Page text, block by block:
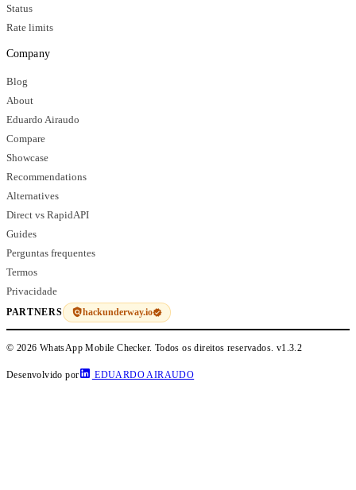
Status
Rate limits
Company
Blog
About
Eduardo Airaudo
Compare
Showcase
Recommendations
Alternatives
Direct vs RapidAPI
Guides
Perguntas frequentes
Termos
Privacidade
PARTNERS hackunderway.io
© 2026 WhatsApp Mobile Checker. Todos os direitos reservados. v1.3.2
Desenvolvido por EDUARDO AIRAUDO